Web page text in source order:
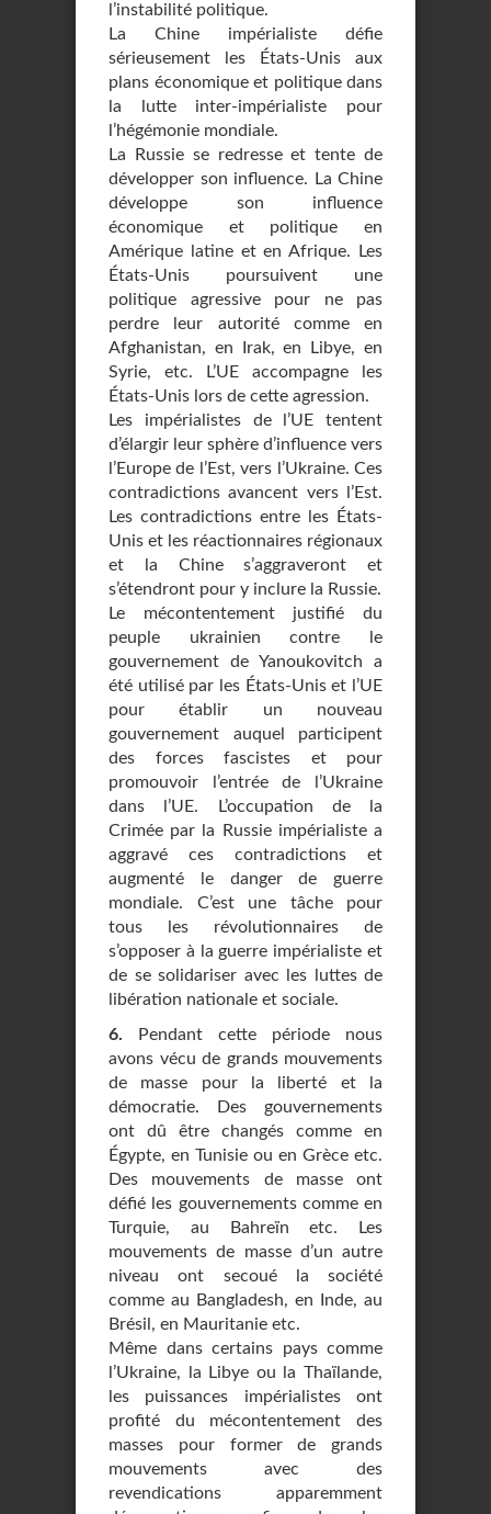
l’instabilité politique.
La Chine impérialiste défie
sérieusement les États-Unis aux
plans économique et politique dans
la lutte inter-impérialiste pour
l’hégémonie mondiale.
La Russie se redresse et tente de
développer son influence. La Chine
développe son influence
économique et politique en
Amérique latine et en Afrique. Les
États-Unis poursuivent une
politique agressive pour ne pas
perdre leur autorité comme en
Afghanistan, en Irak, en Libye, en
Syrie, etc. L’UE accompagne les
États-Unis lors de cette agression.
Les impérialistes de l’UE tentent
d’élargir leur sphère d’influence vers
l’Europe de l’Est, vers l’Ukraine. Ces
contradictions avancent vers l’Est.
Les contradictions entre les États-
Unis et les réactionnaires régionaux
et la Chine s’aggraveront et
s’étendront pour y inclure la Russie.
Le mécontentement justifié du
peuple ukrainien contre le
gouvernement de Yanoukovitch a
été utilisé par les États-Unis et l’UE
pour établir un nouveau
gouvernement auquel participent
des forces fascistes et pour
promouvoir l’entrée de l’Ukraine
dans l’UE. L’occupation de la
Crimée par la Russie impérialiste a
aggravé ces contradictions et
augmenté le danger de guerre
mondiale. C’est une tâche pour
tous les révolutionnaires de
s’opposer à la guerre impérialiste et
de se solidariser avec les luttes de
libération nationale et sociale.
6. Pendant cette période nous
avons vécu de grands mouvements
de masse pour la liberté et la
démocratie. Des gouvernements
ont dû être changés comme en
Égypte, en Tunisie ou en Grèce etc.
Des mouvements de masse ont
défié les gouvernements comme en
Turquie, au Bahreïn etc. Les
mouvements de masse d’un autre
niveau ont secoué la société
comme au Bangladesh, en Inde, au
Brésil, en Mauritanie etc.
Même dans certains pays comme
l’Ukraine, la Libye ou la Thaïlande,
les puissances impérialistes ont
profité du mécontentement des
masses pour former de grands
mouvements avec des
revendications apparemment